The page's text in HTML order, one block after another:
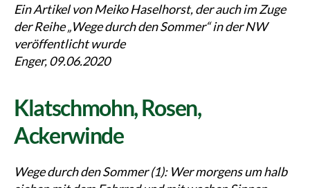
Ein Artikel von Meiko Haselhorst, der auch im Zuge
der Reihe „Wege durch den Sommer“ in der NW
veröffentlicht wurde
Enger, 09.06.2020
Klatschmohn, Rosen,
Ackerwinde
Wege durch den Sommer (1): Wer morgens um halb